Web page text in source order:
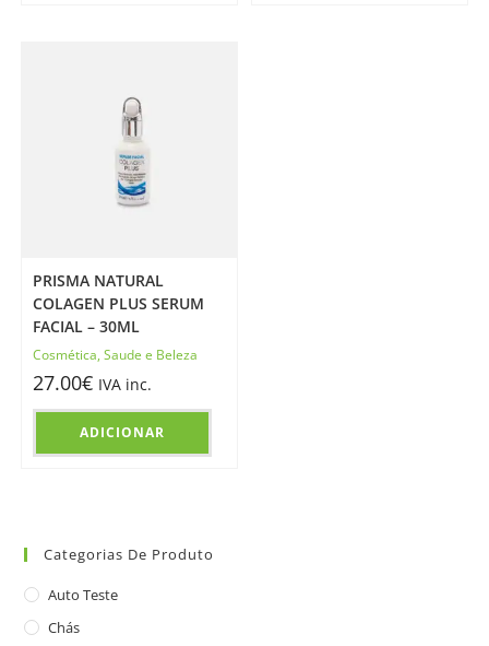
PRISMA NATURAL
COLAGEN PLUS SERUM
FACIAL – 30ML
Cosmética, Saude e Beleza
27.00€ IVA inc.
ADICIONAR
Categorias De Produto
Auto Teste
Chás